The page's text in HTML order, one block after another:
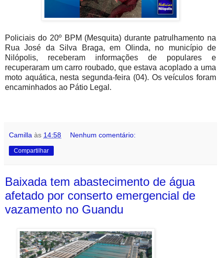
Policiais do 20º BPM (Mesquita) durante patrulhamento na
Rua José da Silva Braga, em Olinda, no município de
Nilópolis, receberam informações de populares e
recuperaram um carro roubado, que estava acoplado a uma
moto aquática, nesta segunda-feira (04). Os veículos foram
encaminhados ao Pátio Legal.
Camilla às 14:58 Nenhum comentário:
Compartilhar
Baixada tem abastecimento de água
afetado por conserto emergencial de
vazamento no Guandu